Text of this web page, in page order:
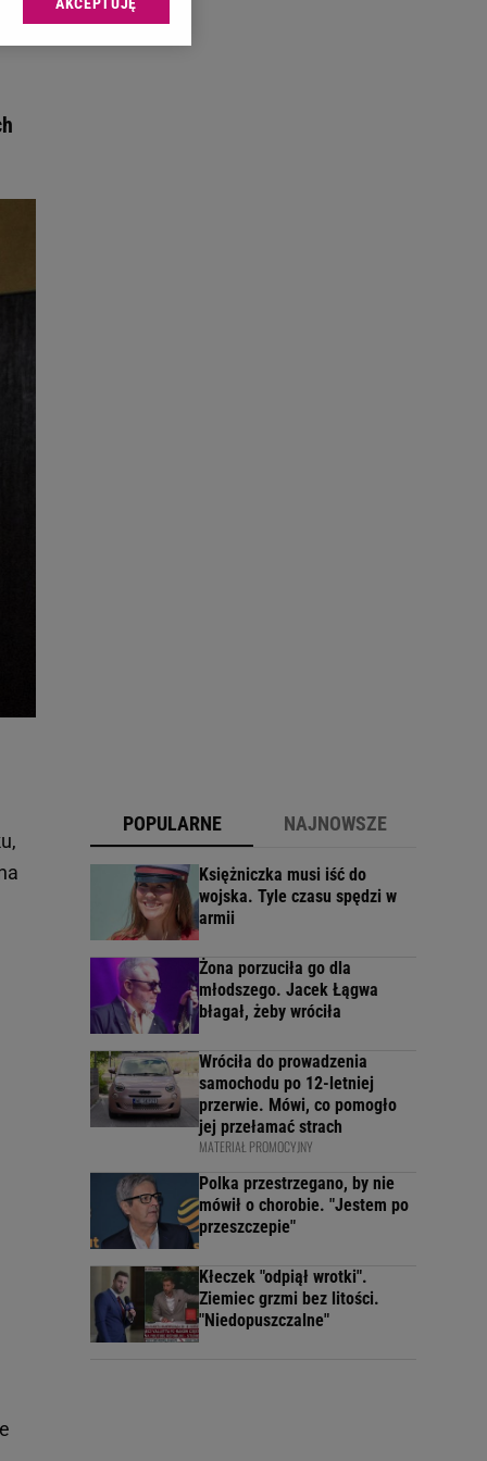
POPULARNE NAJNOWSZE
Księżniczka musi iść do
wojska. Tyle czasu spędzi w
armii
Żona porzuciła go dla
młodszego. Jacek Łągwa
błagał, żeby wróciła
Wróciła do prowadzenia
samochodu po 12-letniej
przerwie. Mówi, co pomogło
jej przełamać strach
MATERIAŁ PROMOCYJNY
Polka przestrzegano, by nie
mówił o chorobie. "Jestem po
przeszczepie"
Kłeczek "odpiął wrotki".
Ziemiec grzmi bez litości.
"Niedopuszczalne"
sp. z o.o., jej
Zmiana ustawień
celów identyfikacji.
reklam i treści,